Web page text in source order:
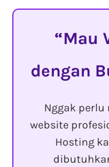
Mau
dengan
Nggak
website
Hosting